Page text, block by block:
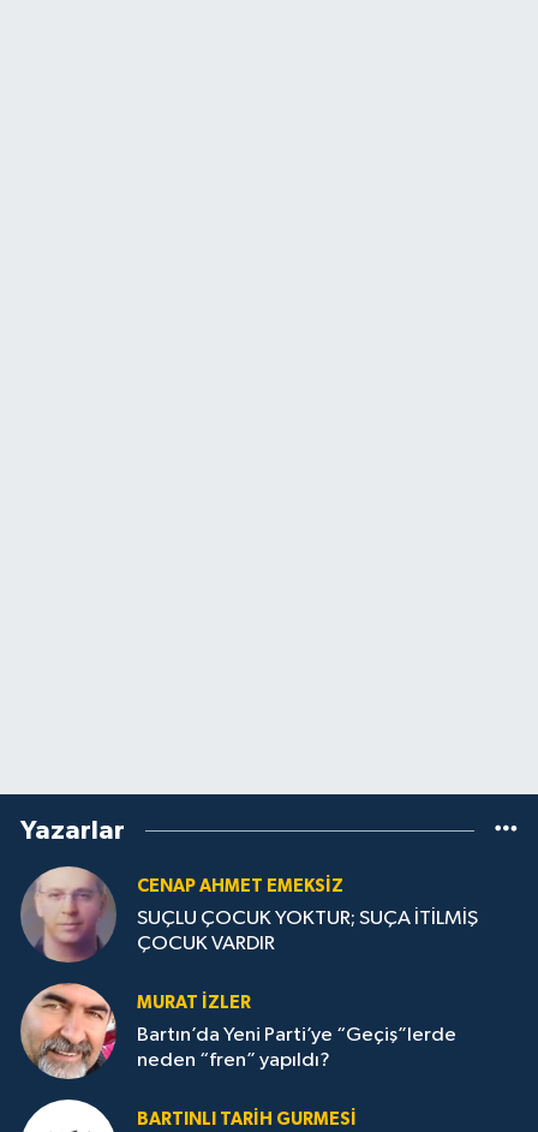
Yazarlar
CENAP AHMET EMEKSİZ
SUÇLU ÇOCUK YOKTUR; SUÇA İTİLMİŞ
ÇOCUK VARDIR
MURAT İZLER
Bartın’da Yeni Parti’ye “Geçiş”lerde
neden “fren” yapıldı?
BARTINLI TARIH GURMESI